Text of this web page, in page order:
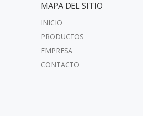
MAPA DEL SITIO
INICIO
PRODUCTOS
EMPRESA
CONTACTO